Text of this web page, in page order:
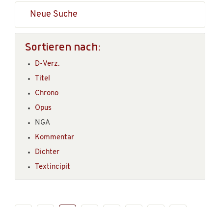
Neue Suche
Sortieren nach:
D-Verz.
Titel
Chrono
Opus
NGA
Kommentar
Dichter
Textincipit